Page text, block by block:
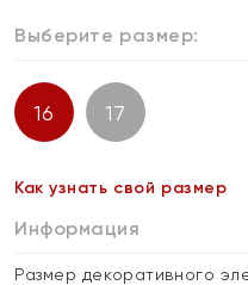
Выберите размер:
16 17
Как узнать свой размер
Информация
Размер декоративного